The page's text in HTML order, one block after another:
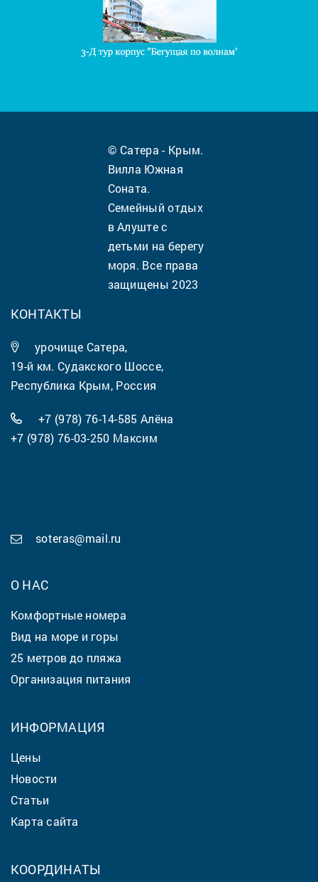
© Сатера - Крым.
Вилла Южная
Соната.
Семейный отдых
в Алуште с
детьми на берегу
моря. Все права
защищены 2023
КОНТАКТЫ
урочище Сатера,
19-й км. Судакского Шоссе,
Республика Крым, Россия
+7 (978) 76-14-585 Алёна
+7 (978) 76-03-250 Максим
soteras@mail.ru
О НАС
Комфортные номера
Вид на море и горы
25 метров до пляжа
Организация питания
ИНФОРМАЦИЯ
Цены
Новости
Статьи
Карта сайта
КООРДИНАТЫ